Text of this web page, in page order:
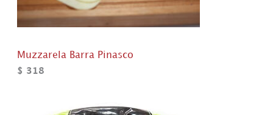
Muzzarela Barra Pinasco
$ 318